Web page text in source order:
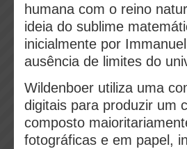
humana com o reino
ideia do sublime
inicialmente por
ausência de limites do
Wildenboer utiliza uma
digitais para produzir um
composto
fotográficas e em papel,